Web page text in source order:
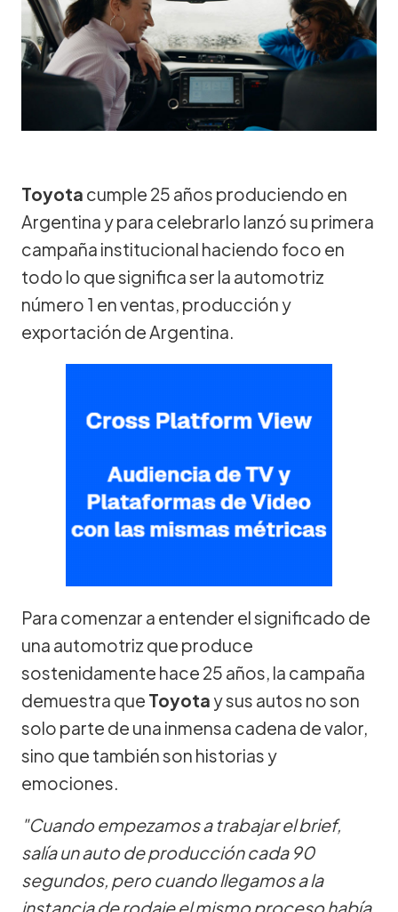
Toyota cumple 25 años produciendo en
Argentina y para celebrarlo lanzó su primera
campaña institucional haciendo foco en
todo lo que significa ser la automotriz
número 1 en ventas, producción y
exportación de Argentina.
Para comenzar a entender el significado de
una automotriz que produce
sostenidamente hace 25 años, la campaña
demuestra que Toyota y sus autos no son
solo parte de una inmensa cadena de valor,
sino que también son historias y
emociones.
"Cuando empezamos a trabajar el brief,
salía un auto de producción cada 90
segundos, pero cuando llegamos a la
instancia de rodaje el mismo proceso había